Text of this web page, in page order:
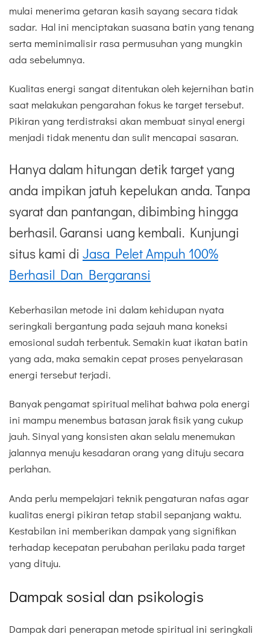
mulai menerima getaran kasih sayang secara tidak
sadar. Hal ini menciptakan suasana batin yang tenang
serta meminimalisir rasa permusuhan yang mungkin
ada sebelumnya.
Kualitas energi sangat ditentukan oleh kejernihan batin
saat melakukan pengarahan fokus ke target tersebut.
Pikiran yang terdistraksi akan membuat sinyal energi
menjadi tidak menentu dan sulit mencapai sasaran.
Hanya dalam hitungan detik target yang
anda impikan jatuh kepelukan anda. Tanpa
syarat dan pantangan, dibimbing hingga
berhasil. Garansi uang kembali. Kunjungi
situs kami di Jasa Pelet Ampuh 100%
Berhasil Dan Bergaransi
Keberhasilan metode ini dalam kehidupan nyata
seringkali bergantung pada sejauh mana koneksi
emosional sudah terbentuk. Semakin kuat ikatan batin
yang ada, maka semakin cepat proses penyelarasan
energi tersebut terjadi.
Banyak pengamat spiritual melihat bahwa pola energi
ini mampu menembus batasan jarak fisik yang cukup
jauh. Sinyal yang konsisten akan selalu menemukan
jalannya menuju kesadaran orang yang dituju secara
perlahan.
Anda perlu mempelajari teknik pengaturan nafas agar
kualitas energi pikiran tetap stabil sepanjang waktu.
Kestabilan ini memberikan dampak yang signifikan
terhadap kecepatan perubahan perilaku pada target
yang dituju.
Dampak sosial dan psikologis
Dampak dari penerapan metode spiritual ini seringkali